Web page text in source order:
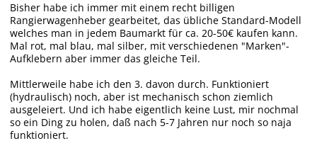
Bisher habe ich immer mit einem recht billigen
Rangierwagenheber gearbeitet, das übliche Standard-Modell
welches man in jedem Baumarkt für ca. 20-50€ kaufen kann.
Mal rot, mal blau, mal silber, mit verschiedenen "Marken"-
Aufklebern aber immer das gleiche Teil.
Mittlerweile habe ich den 3. davon durch. Funktioniert
(hydraulisch) noch, aber ist mechanisch schon ziemlich
ausgeleiert. Und ich habe eigentlich keine Lust, mir nochmal
so ein Ding zu holen, daß nach 5-7 Jahren nur noch so naja
funktioniert.